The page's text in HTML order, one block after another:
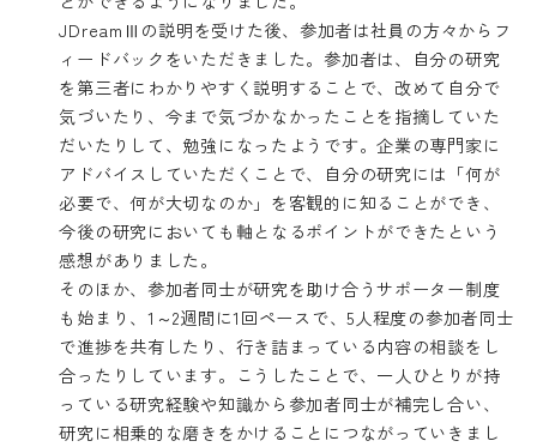
JDreamⅢの説明を受けた後、参加者は社員の方々からフ
ィードバックをいただきました。参加者は、自分の研究
を第三者にわかりやすく説明することで、改めて自分で
気づいたり、今まで気づかなかったことを指摘していた
だいたりして、勉強になったようです。企業の専門家に
アドバイスしていただくことで、自分の研究には「何が
必要で、何が大切なのか」を客観的に知ることができ、
今後の研究においても軸となるポイントができたという
感想がありました。
そのほか、参加者同士が研究を助け合うサポーター制度
も始まり、1～2週間に1回ペースで、5人程度の参加者同士
で進捗を共有したり、行き詰まっている内容の相談をし
合ったりしています。こうしたことで、一人ひとりが持
っている研究経験や知識から参加者同士が補完し合い、
研究に相乗的な磨きをかけることにつながっていきまし